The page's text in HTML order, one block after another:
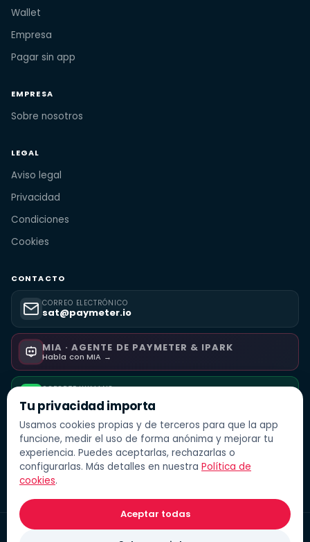
Wallet
Empresa
Pagar sin app
EMPRESA
Sobre nosotros
LEGAL
Aviso legal
Privacidad
Condiciones
Cookies
CONTACTO
CORREO ELECTRÓNICO
sat@paymeter.io
MIA · AGENTE DE PAYMETER & IPARK
Habla con MIA →
SOPORTE HUMANO
Habla con nuestro equipo por WhatsApp
© 2026Paymeter· Intelligent mobility payments · Made with love in
Tu privacidad importa
Usamos cookies propias y de terceros para que la app
funcione, medir el uso de forma anónima y mejorar tu
experiencia. Puedes aceptarlas, rechazarlas o
configurarlas. Más detalles en nuestra Política de
cookies.
Aceptar todas